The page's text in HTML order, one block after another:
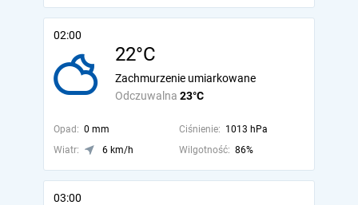
02:00
22°C
Odczuwalna 23°C
Zachmurzenie umiarkowane
Opad: 0 mm Ciśnienie: 1013 hPa
Wiatr:
6 km/h Wilgotność: 86%
03:00